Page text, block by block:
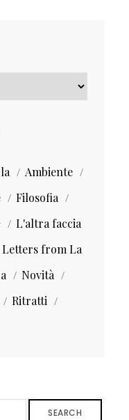
Ambiente
Filosofia
L'altra faccia
Letters from La
Novità
Ritratti
SEARCH